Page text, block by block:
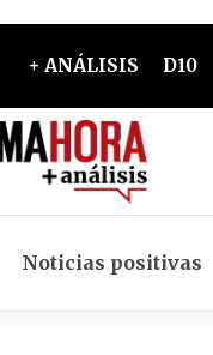
+ ANÁLISIS D10
Noticias positivas